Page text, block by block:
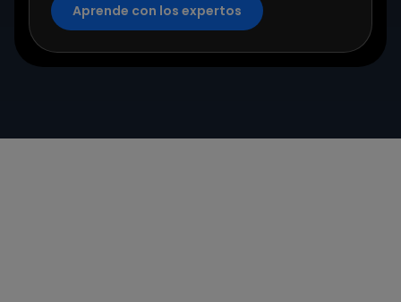
Aprende con los expertos